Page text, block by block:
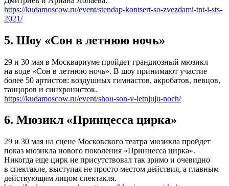
https://kudamoscow.ru/event/stendap-kontsert-so-zvezdami-tnt-i-sts-
2021/
5. Шоу «Сон в летнюю ночь»
29 и 30 мая в Москвариуме пройдет грандиозный мюзикл
на воде «Сон в летнюю ночь». В шоу принимают участие
более 50 артистов: воздушных гимнастов, акробатов, певцов,
танцоров и синхронисток.
https://kudamoscow.ru/event/shou-son-v-letnjuju-noch/
6. Мюзикл «Принцесса цирка»
29 и 30 мая на сцене Московского театра мюзикла пройдет
показ мюзикла нового поколения «Принцесса цирка».
Никогда еще цирк не присутствовал так зримо и очевидно
в спектакле, выступая не просто местом действия, а главным
действующим лицом спектакля.